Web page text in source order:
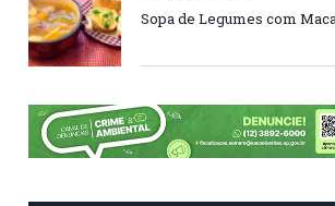
Sopa de Legumes com